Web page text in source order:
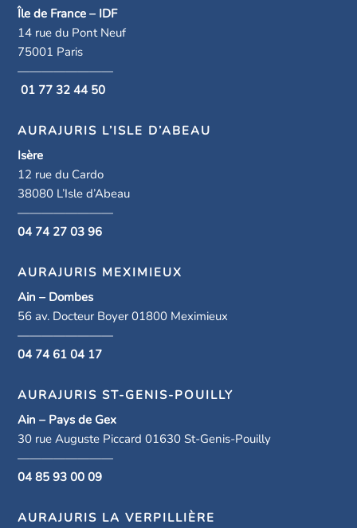
Île de France – IDF
14 rue du Pont Neuf
75001 Paris
————————
01 77 32 44 50
AURAJURIS L’ISLE D’ABEAU
Isère
12 rue du Cardo
38080 L’Isle d’Abeau
————————
04 74 27 03 96
AURAJURIS MEXIMIEUX
Ain – Dombes
56 av. Docteur Boyer 01800 Meximieux
————————
04 74 61 04 17
AURAJURIS ST-GENIS-POUILLY
Ain – Pays de Gex
30 rue Auguste Piccard 01630 St-Genis-Pouilly
————————
04 85 93 00 09
AURAJURIS LA VERPILLIÈRE